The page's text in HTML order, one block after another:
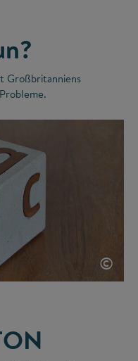
Großbritanniens
©